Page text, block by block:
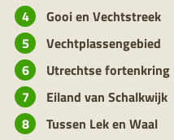
Gooi en Vechtstreek
Vechtplassengebied
Utrechtse fortenkring
Eiland van Schalkwijk
Tussen Lek en Waal